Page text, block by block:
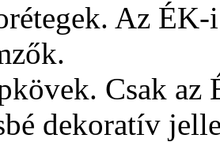
Az ÉK-
Csak
dekoratív